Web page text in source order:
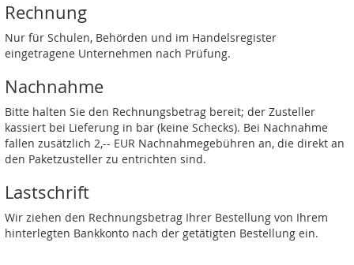
Rechnung
Nur für Schulen, Behörden und im Handelsregister
eingetragene Unternehmen nach Prüfung.
Nachnahme
Bitte halten Sie den Rechnungsbetrag bereit; der Zusteller
kassiert bei Lieferung in bar (keine Schecks). Bei Nachnahme
fallen zusätzlich 2,-- EUR Nachnahmegebühren an, die direkt an
den Paketzusteller zu entrichten sind.
Lastschrift
Wir ziehen den Rechnungsbetrag Ihrer Bestellung von Ihrem
hinterlegten Bankkonto nach der getätigten Bestellung ein.